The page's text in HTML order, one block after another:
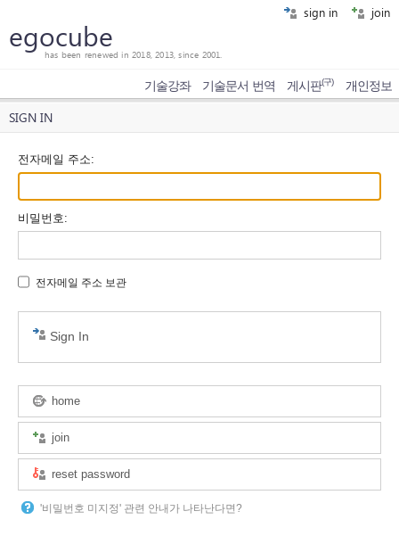
sign in join
egocube
has been renewed in 2018, 2013, since 2001.
기술강좌 기술문서 번역 게시판(구) 개인정보
SIGN IN
전자메일 주소:
비밀번호:
전자메일 주소 보관
Sign In
home
join
reset password
'비밀번호 미지정' 관련 안내가 나타난다면?